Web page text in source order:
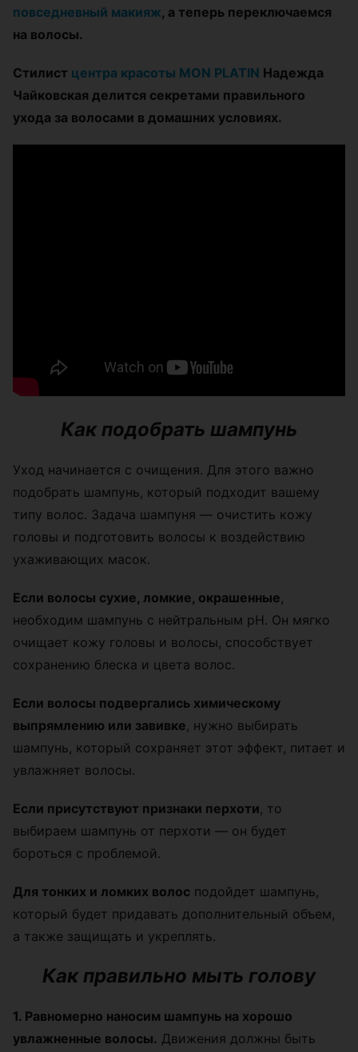
повседневный макияж, а теперь переключаемся
на волосы.
Стилист центра красоты MON PLATIN Надежда
Чайковская делится секретами правильного
ухода за волосами в домашних условиях.
Как подобрать шампунь
Уход начинается с очищения. Для этого важно
подобрать шампунь, который подходит вашему
типу волос. Задача шампуня — очистить кожу
головы и подготовить волосы к воздействию
ухаживающих масок.
Если волосы сухие, ломкие, окрашенные,
необходим шампунь с нейтральным рН. Он мягко
очищает кожу головы и волосы, способствует
сохранению блеска и цвета волос.
Если волосы подвергались химическому
выпрямлению или завивке, нужно выбирать
шампунь, который сохраняет этот эффект, питает и
увлажняет волосы.
Если присутствуют признаки перхоти, то
выбираем шампунь от перхоти — он будет
бороться с проблемой.
Для тонких и ломких волос подойдет шампунь,
который будет придавать дополнительный объем,
а также защищать и укреплять.
Как правильно мыть голову
1. Равномерно наносим шампунь на хорошо
увлажненные волосы. Движения должны быть